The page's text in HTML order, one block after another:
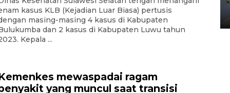
kasus KLB (Kejadian Luar Biasa) pertusis
masing-masing 4 kasus di Kabupaten
dan 2 kasus di Kabupaten Luwu tahun
Kepala ...
mewaspadai ragam
yang muncul saat transisi
02 April 2026 12:51 WIB